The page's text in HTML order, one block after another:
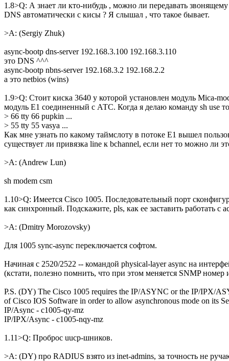
1.8>Q: А знает ли кто-нибудь , можно ли передавать звонящему
DNS автоматически с кисы ? Я слышал , что такое бывает.
>A: (Sergiy Zhuk)
async-bootp dns-server 192.168.3.100 192.168.3.110
это DNS ^^^
async-bootp nbns-server 192.168.3.2 192.168.2.2
а это netbios (wins)
1.9>Q: Стоит киска 3640 у которой установлен модуль Mica-
модуль Е1 соединенный с АТС. Когда я делаю команду sh use
> 66 tty 66 pupkin ...
> 55 tty 55 vasya ...
Как мне узнать по какому таймслоту в потоке Е1 вышел
существует ли привязка line к bchannel, если нет то можно ли
>A: (Andrew Lun)
sh modem csm
1.10>Q: Имеется Cisco 1005. Последовательный порт
как синхронный. Подскажите, pls, как ее заставить работать с
>A: (Dmitry Morozovsky)
Для 1005 sync-async переключается софтом.
Hачиная с 2520/2522 -- командой physical-layer async на
(кстати, полезно помнить, что при этом меняется SNMP номер
P.S. (DY) The Cisco 1005 requires the IP/ASYNC or the IP/IPX/
of Cisco IOS Software in order to allow asynchronous mode on its
IP/Async - c1005-qy-mz
IP/IPX/Async - c1005-nqy-mz
1.11>Q: Проброс uucp-шников.
>A: (DY) про RADIUS взято из inet-admins, за точность не